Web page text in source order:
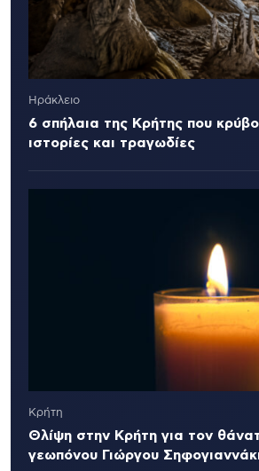
Ηράκλειο
6 σπήλαια της Κρήτης που
ιστορίες και τραγωδίες
Κρήτη
Θλίψη στην Κρήτη για τον
γεωπόνου Γιώργου